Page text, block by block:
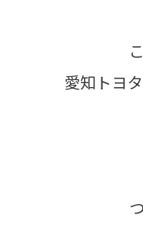
愛知トヨ